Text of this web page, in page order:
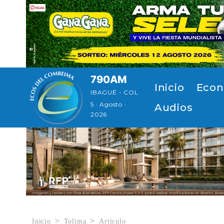
Pasar al contenido principal
790AM
IBAGUÉ - COL
5 · Agosto ·
2026
Navegación
Inicio
Audios
Inicio Tolima Artículo